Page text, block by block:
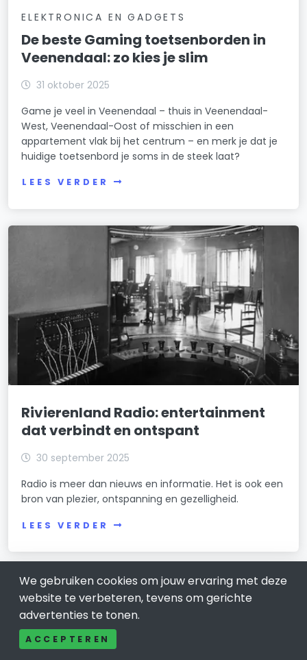
ELEKTRONICA EN GADGETS
De beste Gaming toetsenborden in
Veenendaal: zo kies je slim
31 oktober 2025
Game je veel in Veenendaal – thuis in Veenendaal-
West, Veenendaal-Oost of misschien in een
appartement vlak bij het centrum – en merk je dat je
huidige toetsenbord je soms in de steek laat?
LEES VERDER
Rivierenland Radio: entertainment
dat verbindt en ontspant
30 september 2025
Radio is meer dan nieuws en informatie. Het is ook een
bron van plezier, ontspanning en gezelligheid.
LEES VERDER
We gebruiken cookies om jouw ervaring met deze
website te verbeteren, tevens om gerichte
advertenties te tonen.
ACCEPTEREN